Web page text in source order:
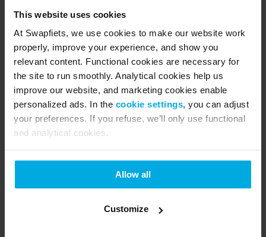
This website uses cookies
At Swapfiets, we use cookies to make our website work
properly, improve your experience, and show you
relevant content. Functional cookies are necessary for
the site to run smoothly. Analytical cookies help us
improve our website, and marketing cookies enable
personalized ads. In the cookie settings, you can adjust
your preferences. If you refuse, we’ll only use functional
and analytical cookies.
Allow all
Customize
Konceptet er enkelt og brugervenligt: For et fast
månedligt beløb får du din egen cykel eller elcykel,
som aldrig går i stykker, da gratis reparation eller
ombytning i butikken inden for 10 minutter er
inkluderet i abonnementet.
I Danmark blev Swapfiets lanceret i 2018, og i dag
kører omkring 20.000 medlemmer rundt med det
velkendte blå forhjul i hhv. København, Aarhus,
Odense samt Aalborg – hvor Swapfiets åbnede i
2020. og i København, hvor virksomheden i april
2020 åbnede butik nummer to i Hovedstadsområdet